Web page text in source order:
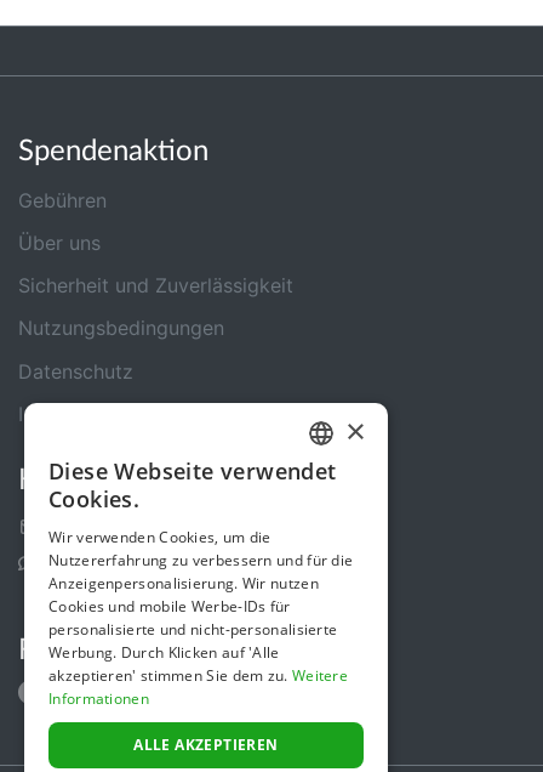
Spendenaktion
Gebühren
Über uns
Sicherheit und Zuverlässigkeit
Nutzungsbedingungen
Datenschutz
Impressum
Kontakt
Kontakt-Formular
Support Center
Folge uns
GERMAN
×
Diese Webseite verwendet
Cookies.
Wir verwenden Cookies, um die
Nutzererfahrung zu verbessern und für die
Anzeigenpersonalisierung. Wir nutzen
Cookies und mobile Werbe-IDs für
personalisierte und nicht-personalisierte
Werbung. Durch Klicken auf 'Alle
akzeptieren' stimmen Sie dem zu. Weitere
Informationen
ALLE AKZEPTIEREN